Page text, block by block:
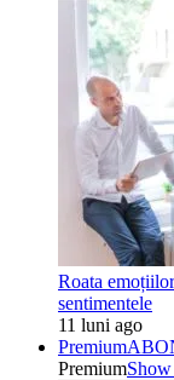
Roata
sentimentele
11 luni ago
Premium
Premium